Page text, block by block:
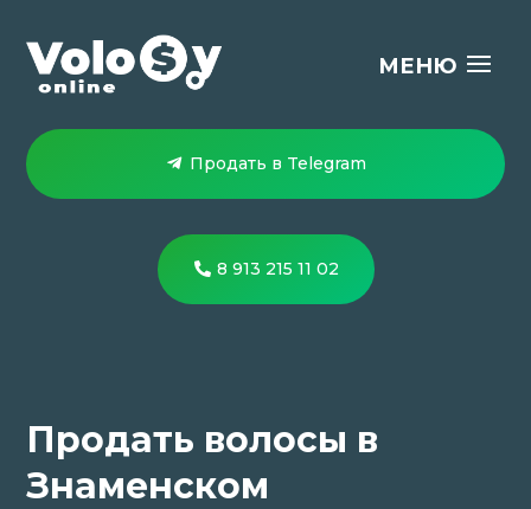
Продать в Telegram
8 913 215 11 02
Продать волосы в
Знаменском